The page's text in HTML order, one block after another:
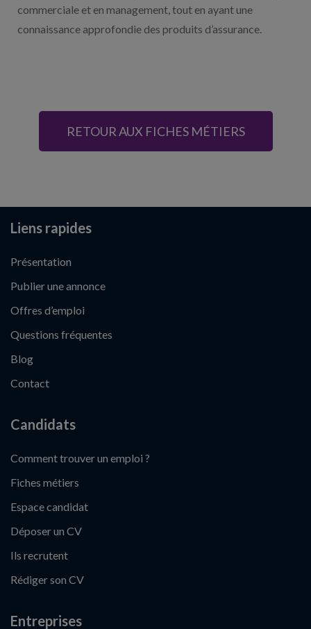
commerciale et en management, tout en ayant une
connaissance approfondie des produits d’assurance.
RETOUR AUX FICHES MÉTIERS
Liens rapides
Présentation
Publier une annonce
Offres d’emploi
Questions fréquentes
Blog
Contact
Candidats
Comment trouver un emploi ?
Fiches métiers
Espace candidat
Déposer un CV
Ils recrutent
Rédiger son CV
Entreprises